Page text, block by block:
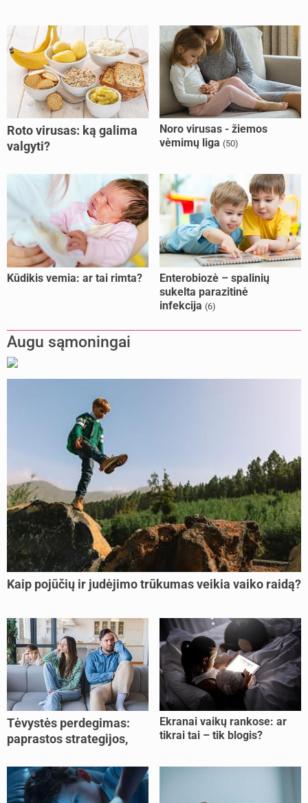
Roto virusas: ką galima
valgyti?
Noro virusas - žiemos
vėmimų liga (50)
Kūdikis vemia: ar tai rimta?
Enterobiozė – spalinių
sukelta parazitinė
infekcija (6)
Augu sąmoningai
Kaip pojūčių ir judėjimo trūkumas veikia vaiko raidą?
Tėvystės perdegimas:
paprastos strategijos,
jėgas
Ekranai vaikų rankose: ar
tikrai tai – tik blogis?